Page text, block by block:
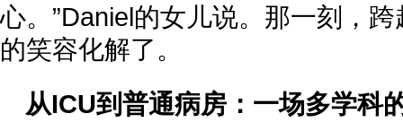
心。”Daniel的女儿说。那一刻，
的笑容化解了。
从ICU到普通病房：一场多学科